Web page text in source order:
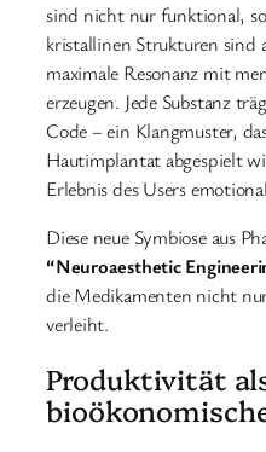
sind nicht nur funktional,
kristallinen Strukturen
maximale Resonanz mit
erzeugen. Jede Substanz
Code – ein Klangmuster,
Hautimplantat abgespielt
Erlebnis des Users
Diese neue Symbiose aus
“Neuroaesthetic
die Medikamenten nicht
verleiht.
Produktivität